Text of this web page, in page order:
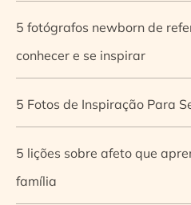
5 fotógrafos newborn de
conhecer e se inspirar
5 Fotos de Inspiração Para
5 lições sobre afeto que
família